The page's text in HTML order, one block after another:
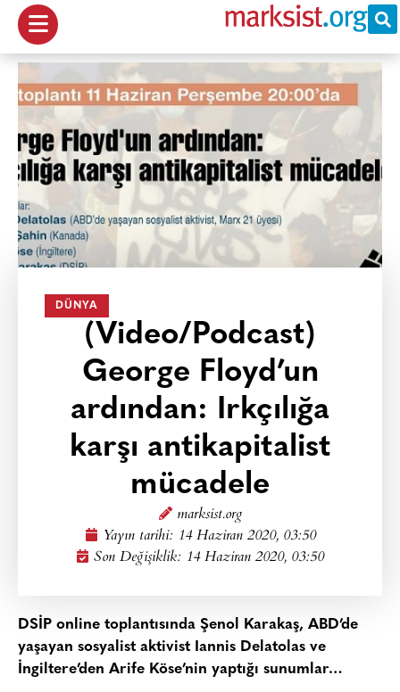
DÜNYA
(Video/Podcast)
George Floyd’un
ardından: Irkçılığa
karşı antikapitalist
mücadele
marksist.org
Yayın tarihi: 14 Haziran 2020, 03:50
Son Değişiklik: 14 Haziran 2020, 03:50
DSİP online toplantısında Şenol Karakaş, ABD’de
yaşayan sosyalist aktivist Iannis Delatolas ve
İngiltere’den Arife Köse’nin yaptığı sunumlar…